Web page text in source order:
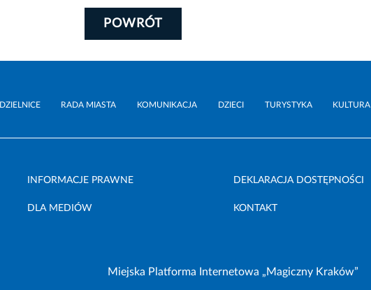
POWRÓT
DZIELNICE RADA MIASTA KOMUNIKACJA DZIECI TURYSTYKA KULTURA
INFORMACJE PRAWNE DEKLARACJA DOSTĘPNOŚCI
DLA MEDIÓW KONTAKT
Miejska Platforma Internetowa „Magiczny Kraków”